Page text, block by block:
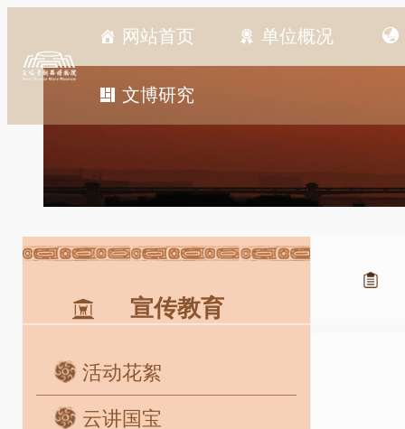
网站首页 单位概况
文博研究
宣传教育
活动花絮
云讲国宝